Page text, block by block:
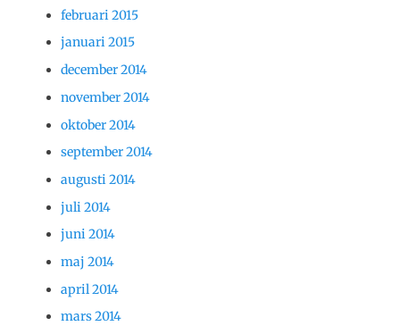
februari 2015
januari 2015
december 2014
november 2014
oktober 2014
september 2014
augusti 2014
juli 2014
juni 2014
maj 2014
april 2014
mars 2014